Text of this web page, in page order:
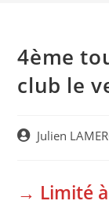
4ème
club le
PostJulien
→ Limité